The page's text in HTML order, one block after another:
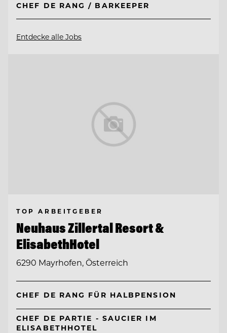
CHEF DE RANG / BARKEEPER
Entdecke alle Jobs
TOP ARBEITGEBER
Neuhaus Zillertal Resort &
ElisabethHotel
6290 Mayrhofen, Österreich
CHEF DE RANG FÜR HALBPENSION
CHEF DE PARTIE - SAUCIER IM
ELISABETHHOTEL